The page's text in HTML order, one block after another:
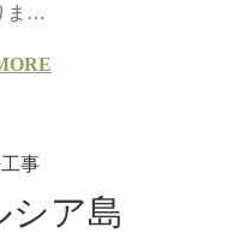
ま…
事
シア島